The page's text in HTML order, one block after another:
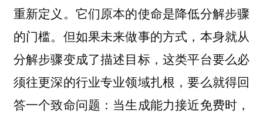
重新定义。它们原本的使命是降低分解步骤
的门槛。但如果未来做事的方式，本身就从
分解步骤变成了描述目标，这类平台要么必
须往更深的行业专业领域扎根，要么就得回
答一个致命问题：当生成能力接近免费时，